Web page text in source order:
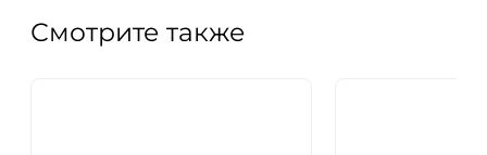
Смотрите также